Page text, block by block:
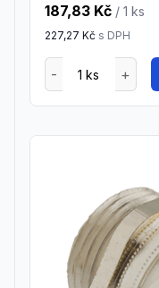
187,83 Kč / 1 ks
227,27 Kč s DPH